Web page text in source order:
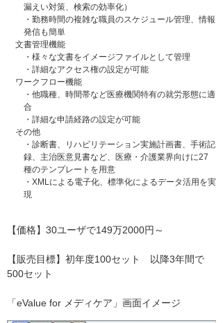
漏えい対策、検索の効率化）
・勤務時間の複雑な職員のスケジュール管理、情報
発信も簡単
文書管理機能
・様々な文書をイメージファイルとして管理
・詳細なアクセス権の設定が可能
ワークフロー機能
・他職種、時間帯など医療機関特有の就労形態に適
合
・詳細な申請経路の設定が可能
その他
・診断書、リハビリテーション実施計画書、手術記
録、主治医意見書など、医療・介護業界向けに27
種のテンプレートを用意
・XMLによる電子化、標準化によるデータ活用を実
現
【価格】30ユーザで149万2000円～
【販売目標】初年度100セット 以降3年間で
500セット
「eValue for メディケア」画面イメージ